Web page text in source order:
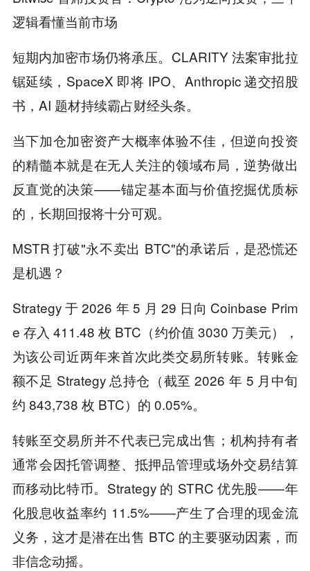
逻辑看懂当前市场
短期内加密市场仍将承压。CLARITY 法案审批拉
锯延续，SpaceX 即将 IPO、Anthropic 递交招股
书，AI 题材持续霸占财经头条。
当下加仓加密资产大概率体验不佳，但逆向投资
的精髓本就是在无人关注的领域布局，逆势做出
反直觉的决策——锚定基本面与价值挖掘优质标
的，长期回报将十分可观。
MSTR 打破"永不卖出 BTC"的承诺后，是恐慌还
是机遇？
Strategy 于 2026 年 5 月 29 日向 Coinbase Prim
e 存入 411.48 枚 BTC（约价值 3030 万美元），
为该公司近两年来首次此类交易所转账。转账金
额不足 Strategy 总持仓（截至 2026 年 5 月中旬
约 843,738 枚 BTC）的 0.05%。
转账至交易所并不代表已完成出售；机构持有者
通常会因托管调整、抵押品管理或场外交易结算
而移动比特币。Strategy 的 STRC 优先股——年
化股息收益率约 11.5%——产生了合理的现金流
义务，这才是潜在出售 BTC 的主要驱动因素，而
非信念动摇。